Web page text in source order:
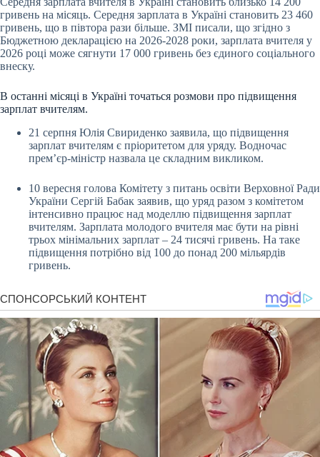
гривень на місяць. Середня зарплата в Україні становить 23 460
гривень, що в півтора рази більше. ЗМІ писали, що згідно з
Бюджетною декларацією на 2026-2028 роки, зарплата вчителя у
2026 році може сягнути 17 000 гривень без єдиного соціального
внеску.
В останні місяці в Україні точаться розмови про підвищення
зарплат вчителям.
21 серпня Юлія Свириденко заявила, що підвищення
зарплат вчителям є пріоритетом для уряду. Водночас
прем’єр-міністр назвала це складним викликом.
10 вересня голова Комітету з питань освіти Верховної Ради
України Сергій Бабак заявив, що уряд разом з комітетом
інтенсивно працює над моделлю підвищення зарплат
вчителям. Зарплата молодого вчителя має бути на рівні
трьох мінімальних зарплат – 24 тисячі гривень. На таке
підвищення потрібно від 100 до понад 200 мільярдів
гривень.